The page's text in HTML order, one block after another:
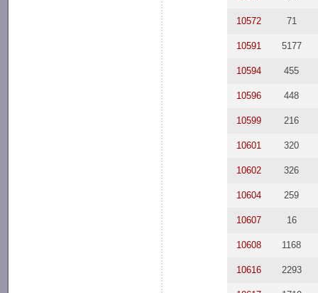
10572 71
10591 5177
10594 455
10596 448
10599 216
10601 320
10602 326
10604 259
10607 16
10608 1168
10616 2293